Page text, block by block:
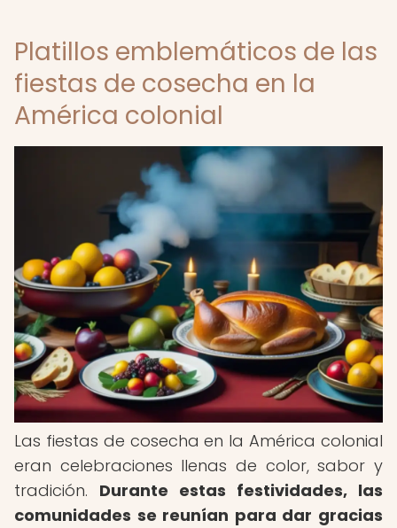
Platillos emblemáticos de las
fiestas de cosecha en la
América colonial
Las fiestas de cosecha en la América colonial
eran celebraciones llenas de color, sabor y
tradición. Durante estas festividades, las
comunidades se reunían para dar gracias